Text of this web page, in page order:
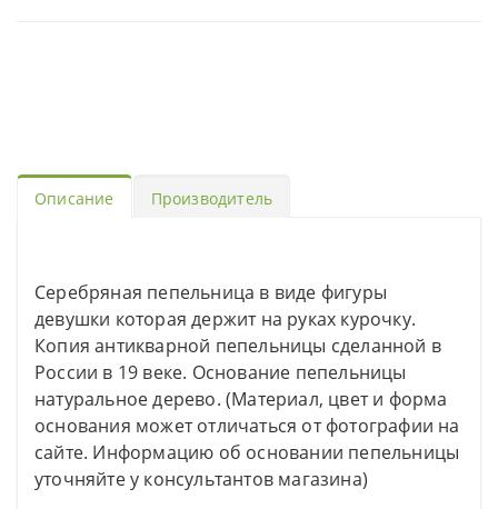
Описание Производитель
Серебряная пепельница в виде фигуры
девушки которая держит на руках курочку.
Копия антикварной пепельницы сделанной в
России в 19 веке. Основание пепельницы
натуральное дерево. (Материал, цвет и форма
основания может отличаться от фотографии на
сайте. Информацию об основании пепельницы
уточняйте у консультантов магазина)